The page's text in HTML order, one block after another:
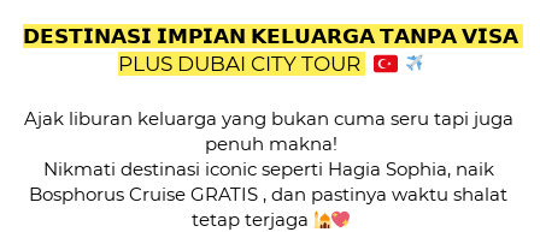
𝗗𝗘𝗦𝗧𝗜𝗡𝗔𝗦𝗜 𝗜𝗠𝗣𝗜𝗔𝗡 𝗞𝗘𝗟𝗨𝗔𝗥𝗚𝗔 𝗧𝗔𝗡𝗣𝗔 𝗩𝗜𝗦𝗔
PLUS DUBAI CITY TOUR
Ajak liburan keluarga yang bukan cuma seru tapi juga
penuh makna!
Nikmati destinasi iconic seperti Hagia Sophia, naik
Bosphorus Cruise GRATIS , dan pastinya waktu shalat
tetap terjaga